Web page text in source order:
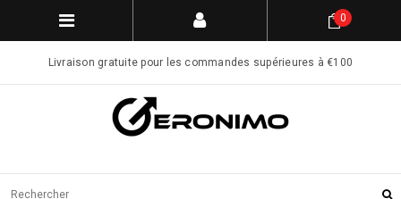
Livraison gratuite pour les commandes supérieures à €100
0